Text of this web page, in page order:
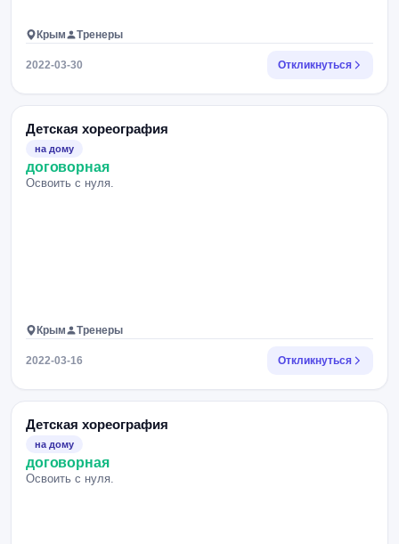
Крым Тренеры
2022-03-30 Откликнуться
Детская хореография
на дому
договорная
Освоить с нуля.
Крым Тренеры
2022-03-16 Откликнуться
Детская хореография
на дому
договорная
Освоить с нуля.